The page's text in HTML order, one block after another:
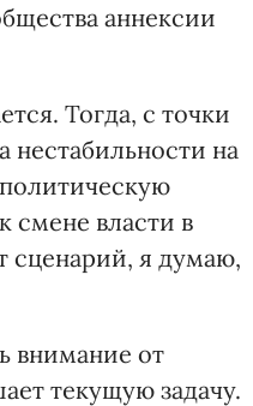
аннексии
Тогда, с точки
нестабильности на
смене власти в
сценарий, я думаю,
внимание от
текущую задачу.